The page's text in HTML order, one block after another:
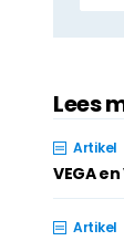
Lees
Artikel
VEGA
Artikel